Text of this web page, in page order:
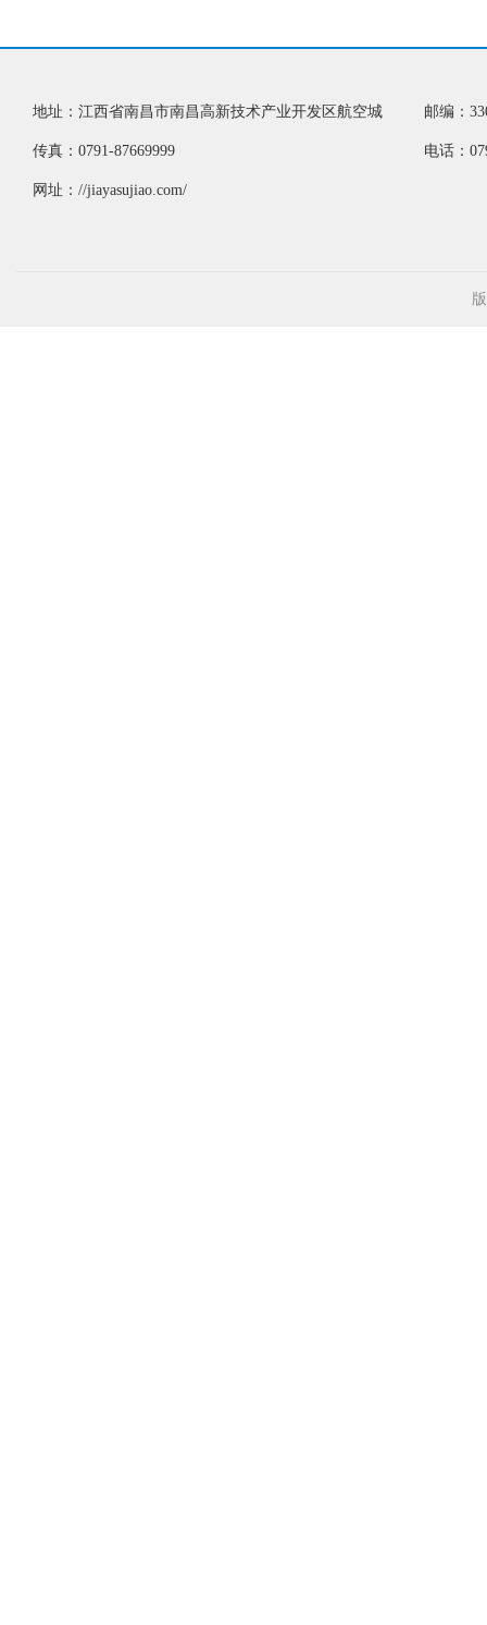
地址：江西省南昌市南昌高新技术产业开发区航空城
传真：0791-87669999
网址：//jiayasujiao.com/
邮编：
电话：
版